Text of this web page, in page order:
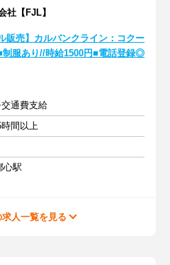
社【FJL】
販売】カルバンクライン：コクー
制服あり//時給1500円■電話登録◎
通費支給
間以上
心駅
人一覧を見る